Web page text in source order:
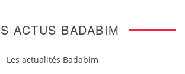
ACTUS BADABIM
Les actualités Badabim